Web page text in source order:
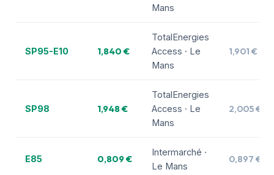
Mans
SP95-E10 1,840 €
TotalEnergies
Access · Le
Mans
1,901 €
SP98 1,948 €
TotalEnergies
Access · Le
Mans
2,005 €
E85 0,809 €
Intermarché ·
Le Mans
0,897 €